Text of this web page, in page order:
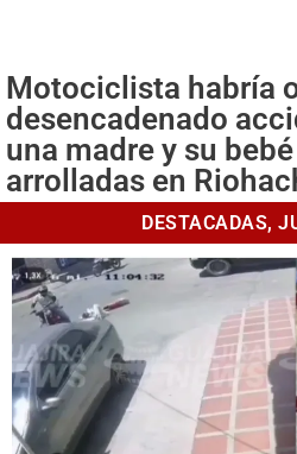
Motociclista habría
desencadenado
una madre y su
arrolladas en
DESTACADAS,